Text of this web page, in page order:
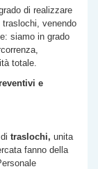
di realizzare
venendo
siamo in grado
totale.
e
traslochi, unita
fanno della